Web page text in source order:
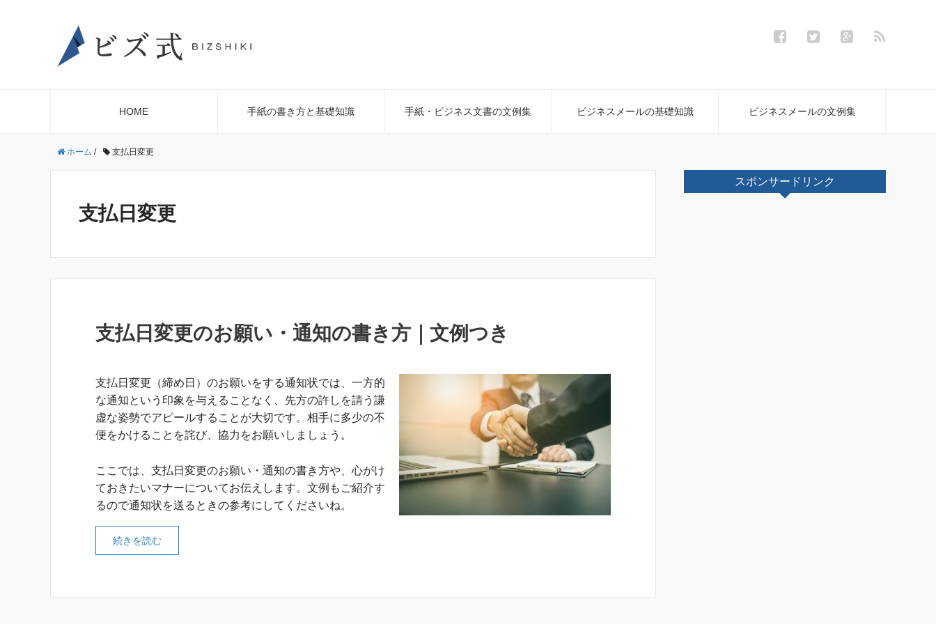
HOME 手紙の書き方と基礎知識 手紙・ビジネス文書の文例集 ビジネスメールの基礎知識 ビジネスメールの文例集
ホーム / 支払日変更
支払日変更
支払日変更のお願い・通知の書き方｜文例つき
支払日変更（締め日）のお願いをする通知状では、一方的
な通知という印象を与えることなく、先方の許しを請う謙
虚な姿勢でアピールすることが大切です。相手に多少の不
便をかけることを詫び、協力をお願いしましょう。
ここでは、支払日変更のお願い・通知の書き方や、心がけ
ておきたいマナーについてお伝えします。文例もご紹介す
るので通知状を送るときの参考にしてくださいね。
続きを読む
スポンサードリンク